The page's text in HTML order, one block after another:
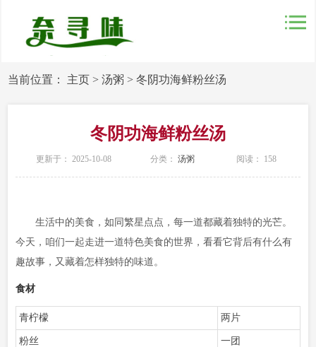
当前位置： 主页 >汤粥 >冬阴功海鲜粉丝汤
冬阴功海鲜粉丝汤
更新于： 2025-10-08 分类： 汤粥 阅读： 158
生活中的美食，如同繁星点点，每一道都藏着独特的光芒。
今天，咱们一起走进一道特色美食的世界，看看它背后有什么有
趣故事，又藏着怎样独特的味道。
食材
青柠檬 两片
粉丝 一团